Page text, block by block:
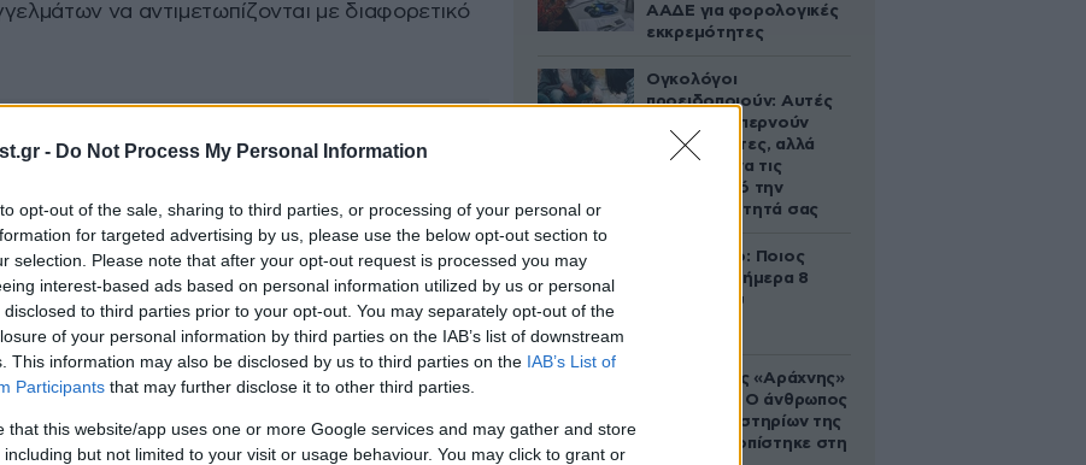
- Do Not Process My Personal Information
opt-out of the sale, sharing to third parties, or processing of your personal or
for targeted advertising by us, please use the below opt-out section to
selection. Please note that after your opt-out request is processed you may
interest-based ads based on personal information utilized by us or personal
disclosed to third parties prior to your opt-out. You may separately opt-out of the
of your personal information by third parties on the IAB’s list of downstream
This information may also be disclosed by us to third parties on the IAB’s List of
Participants that may further disclose it to other third parties.
that this website/app uses one or more Google services and may gather and store
including but not limited to your visit or usage behaviour. You may click to grant or
να αντιμετωπίζονται με διαφορετικό
ΑΑΔΕ για φορολογικές
εκκρεμότητες
Ογκολόγοι
προειδοποιούν: Αυτές
οι τροφές, περνούν
απαρατήρητες, αλλά
καλό είναι να τις
βγάλετε από την
καθημερινότητά σας
Εορτολόγιο: Ποιος
γιορτάζει σήμερα 8
Αυγούστου
Στα ίχνη της «Αράχνης»
του Άσαντ: Ο άνθρωπος
των βασανιστηρίων της
Συρίας εντοπίστηκε στη